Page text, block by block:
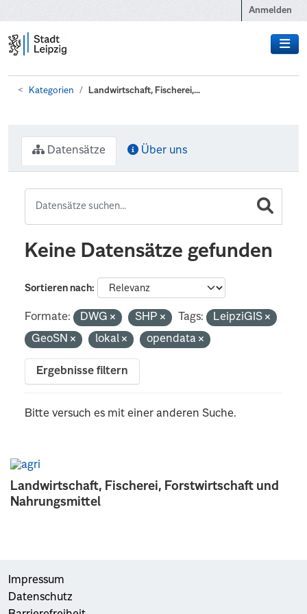
Anmelden
Kategorien Landwirtschaft, Fischerei,...
Landwirtschaft, Fischerei, Forstwirtschaft und
Nahrungsmittel
Datensätze Über uns
Keine Datensätze gefunden
Sortieren nach
Formate: DWG SHP Tags:
LeipziGIS
GeoSN
lokal opendata
Ergebnisse filtern
Bitte versuch es mit einer anderen Suche.
Impressum
Datenschutz